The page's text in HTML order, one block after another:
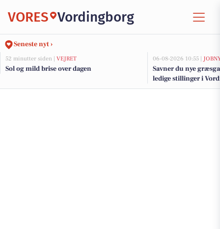
VORES Vordingborg
Seneste nyt ›
52 minutter siden | VEJRET
Sol og mild brise over dagen
06-08-2026 10:55 |
Savner du nye
ledige stillinger i